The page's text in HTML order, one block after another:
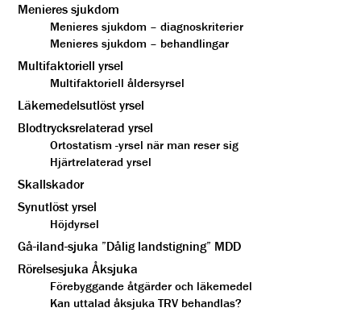
Menieres sjukdom
Menieres sjukdom – diagnoskriterier
Menieres sjukdom – behandlingar
Multifaktoriell yrsel
Multifaktoriell åldersyrsel
Läkemedelsutlöst yrsel
Blodtrycksrelaterad yrsel
Ortostatism -yrsel när man reser sig
Hjärtrelaterad yrsel
Skallskador
Synutlöst yrsel
Höjdyrsel
Gå-iland-sjuka ”Dålig landstigning” MDD
Rörelsesjuka Åksjuka
Förebyggande åtgärder och läkemedel
Kan uttalad åksjuka TRV behandlas?